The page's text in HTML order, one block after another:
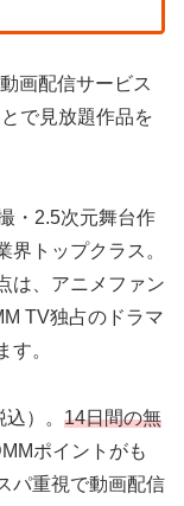
画配信サービス
で見放題作品を
・2.5次元舞台作
トップクラス。
は、アニメファン
TV独占のドラマ
す。
）。 14日間の無
ポイントがも
パ重視で動画配信